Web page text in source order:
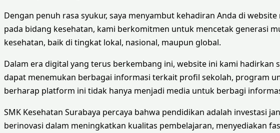
Dengan penuh rasa syukur, saya menyambut kehadiran Anda di
pada bidang kesehatan, kami berkomitmen untuk mencetak generasi
kesehatan, baik di tingkat lokal, nasional, maupun global.
Dalam era digital yang terus berkembang ini, website ini kami
dapat menemukan berbagai informasi terkait profil sekolah, program
berharap platform ini tidak hanya menjadi media untuk berbagi
SMK Kesehatan Surabaya percaya bahwa pendidikan adalah investasi
berinovasi dalam meningkatkan kualitas pembelajaran, menyediakan